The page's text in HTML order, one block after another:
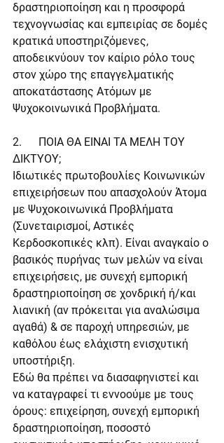
δραστηριοποίηση και η προσφορά
τεχνογνωσίας και εμπειρίας σε δομές
κρατικά υποστηριζόμενες,
αποδεικνύουν τον καίριο ρόλο τους
στον χώρο της επαγγελματικής
αποκατάστασης Ατόμων με
Ψυχοκοινωνικά Προβλήματα.
2.      ΠΟΙΑ ΘΑ ΕΙΝΑΙ ΤΑ ΜΕΛΗ ΤΟΥ
ΔΙΚΤΥΟΥ;
Ιδιωτικές πρωτοβουλίες Κοινωνικών
επιχειρήσεων που απασχολούν Άτομα
με Ψυχοκοινωνικά Προβλήματα
(Συνεταιρισμοί, Αστικές
Κερδοσκοπικές κλπ). Είναι αναγκαίο ο
βασικός πυρήνας των μελών να είναι
επιχειρήσεις, με συνεχή εμπορική
δραστηριοποίηση σε χονδρική ή/και
λιανική (αν πρόκειται για αναλώσιμα
αγαθά) & σε παροχή υπηρεσιών, με
καθόλου έως ελάχιστη ενισχυτική
υποστήριξη.
Εδώ θα πρέπει να διασαφηνιστεί και
να καταγραφεί τι εννοούμε με τους
όρους: επιχείρηση, συνεχή εμπορική
δραστηριοποίηση, ποσοστό